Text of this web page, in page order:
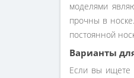
моделями
прочны в
постоянной
Варианты
Если вы ищете